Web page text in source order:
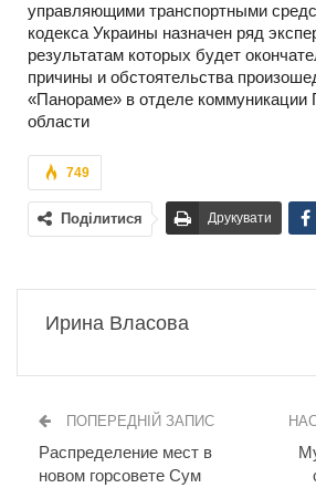
управляющими транспортными
кодекса Украины назначен ряд
результатам которых будет
причины и обстоятельства
«Панораме» в отделе
области
749
Поділитися Друкувати
Ирина Власова
ПОПЕРЕДНІЙ ЗАПИС
Распределение мест в
новом горсовете Сум